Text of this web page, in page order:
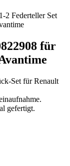
2 Federteller Set
für
Set für Renault
gefertigt.